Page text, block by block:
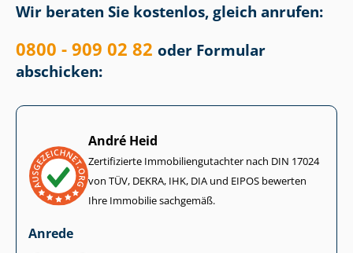
Wir beraten Sie kostenlos, gleich anrufen:
0800 - 909 02 82 oder Formular
abschicken:
André Heid
Zertifizierte Im­mo­bi­li­en­gut­ach­ter nach DIN 17024
von TÜV, DEKRA, IHK, DIA und EIPOS bewerten
Ihre Immobilie sachgemäß.
Anrede